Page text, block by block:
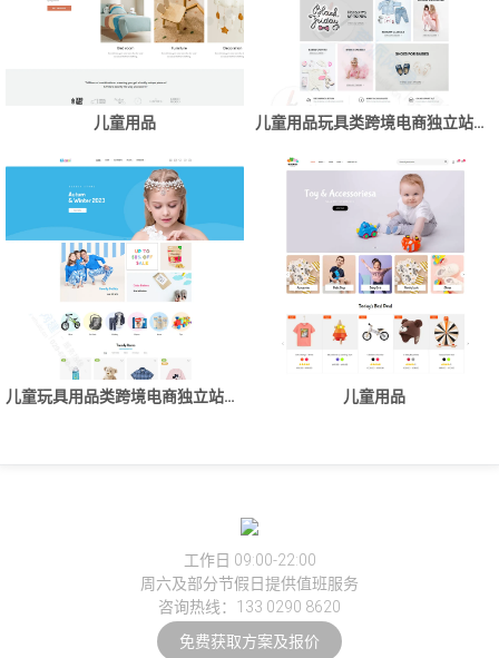
儿童用品 儿童用品玩具类跨境电商独立站商城网站建设制作
儿童玩具用品类跨境电商独立站商城网站建设制作 儿童用品
工作日 09:00-22:00
周六及部分节假日提供值班服务
咨询热线：133 0290 8620
免费获取方案及报价